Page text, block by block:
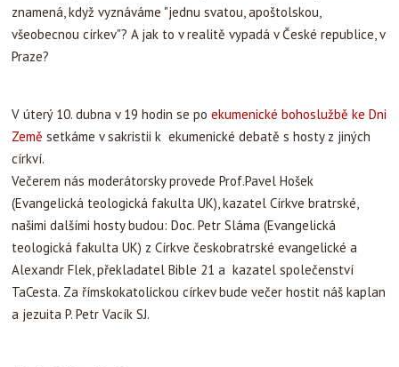
znamená, když vyznáváme "jednu svatou, apoštolskou,
všeobecnou církev"? A jak to v realitě vypadá v České republice, v
Praze?
V úterý 10. dubna v 19 hodin se po ekumenické bohoslužbě ke Dni
Země setkáme v sakristii k ekumenické debatě s hosty z jiných
církví.
Večerem nás moderátorsky provede Prof.Pavel Hošek
(Evangelická teologická fakulta UK), kazatel Církve bratrské,
našimi dalšími hosty budou: Doc. Petr Sláma (Evangelická
teologická fakulta UK) z Církve českobratrské evangelické a
Alexandr Flek, překladatel Bible 21 a kazatel společenství
TaCesta. Za římskokatolickou církev bude večer hostit náš kaplan
a jezuita P. Petr Vacík SJ.